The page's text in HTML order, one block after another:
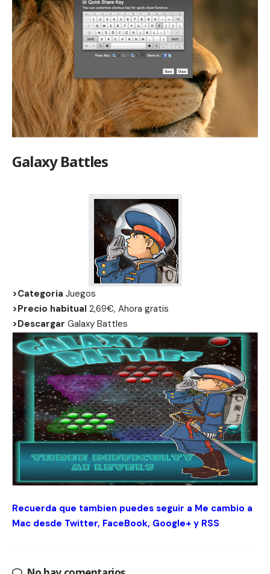
Galaxy Battles
>Categoria Juegos
>Precio habitual 2,69€, Ahora gratis
>Descargar Galaxy Battles
Recuerda que tambien puedes seguir a Me cambio a
Mac desde Twitter, FaceBook, Google+ y RSS